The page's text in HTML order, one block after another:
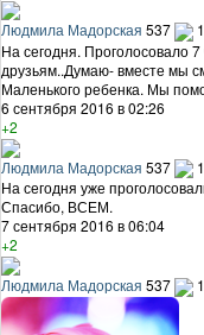
Людмила Мадорская 537
На сегодня. Проголосовало
друзьям..Думаю- вместе мы
Маленького ребенка. Мы
6 сентября 2016 в 02:26
+2
Людмила Мадорская 537
На сегодня уже
Спасибо, ВСЕМ.
7 сентября 2016 в 06:04
+2
Людмила Мадорская 537